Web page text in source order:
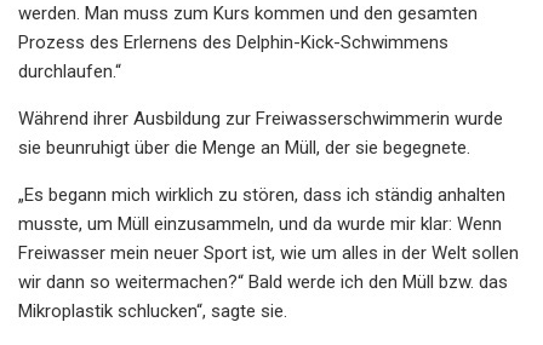
werden. Man muss zum Kurs kommen und den gesamten
Prozess des Erlernens des Delphin-Kick-Schwimmens
durchlaufen.“
Während ihrer Ausbildung zur Freiwasserschwimmerin wurde
sie beunruhigt über die Menge an Müll, der sie begegnete.
„Es begann mich wirklich zu stören, dass ich ständig anhalten
musste, um Müll einzusammeln, und da wurde mir klar: Wenn
Freiwasser mein neuer Sport ist, wie um alles in der Welt sollen
wir dann so weitermachen?“ Bald werde ich den Müll bzw. das
Mikroplastik schlucken“, sagte sie.